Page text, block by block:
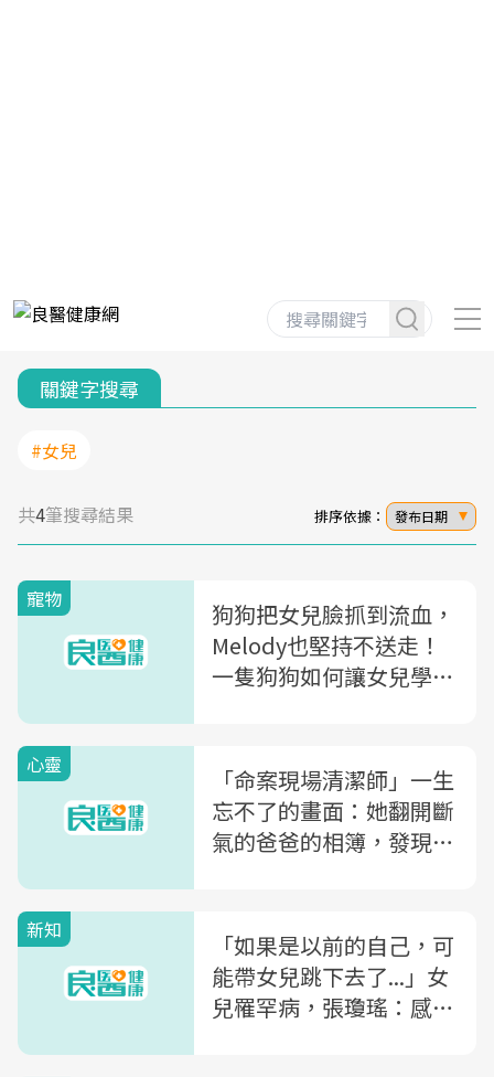
關鍵字搜尋
#女兒
共4筆搜尋結果 排序依據： 發布日期
寵物
狗狗把女兒臉抓到流血，
Melody也堅持不送走！
一隻狗狗如何讓女兒學會
心靈
「命案現場清潔師」一生
忘不了的畫面：她翻開斷
氣的爸爸的相簿，發現了
新知
「如果是以前的自己，可
能帶女兒跳下去了...」女
兒罹罕病，張瓊瑤：感謝